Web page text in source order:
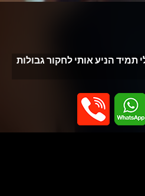
תמיד הניע אותי לחקור גבולות